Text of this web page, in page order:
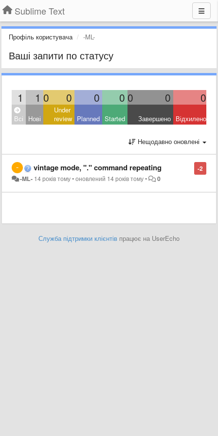
Sublime Text
Профіль користувача -ML-
Ваші запити по статусу
1 1 0 0 0 0 0 0 0
Всі Нові
Under
review Planned Started Завершено Відхилено
Нещодавно оновлені
-2
vintage mode, "." command repeating
-ML- 14 років тому•оновлений 14 років тому• 0
Служба підтримки клієнтів працює на UserEcho